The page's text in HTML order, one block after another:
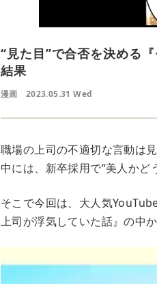
“見た目”で合否を決める
結果
漫画 2023.05.31 Wed
職場の上司の不適切な言動は
中には、新卒採用で“美人か
そこで今回は、大人気
上司が浮気していた話』の中